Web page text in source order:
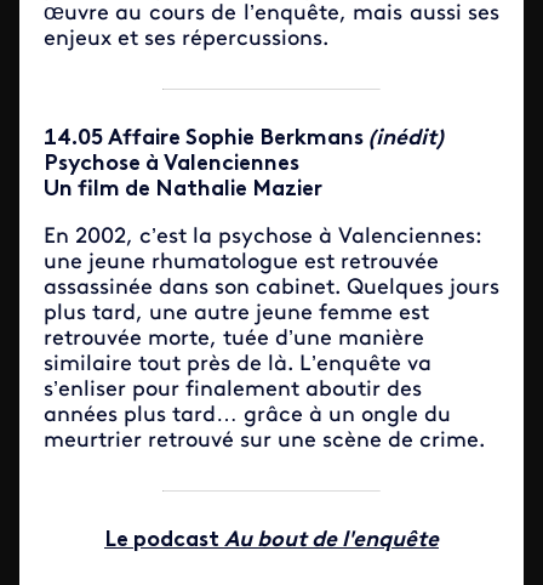
œuvre au cours de l’enquête, mais aussi ses
enjeux et ses répercussions.
14.05 Affaire Sophie Berkmans (inédit)
Psychose à Valenciennes
Un film de Nathalie Mazier
En 2002, c’est la psychose à Valenciennes:
une jeune rhumatologue est retrouvée
assassinée dans son cabinet. Quelques jours
plus tard, une autre jeune femme est
retrouvée morte, tuée d’une manière
similaire tout près de là. L’enquête va
s’enliser pour finalement aboutir des
années plus tard… grâce à un ongle du
meurtrier retrouvé sur une scène de crime.
Le podcast Au bout de l'enquête